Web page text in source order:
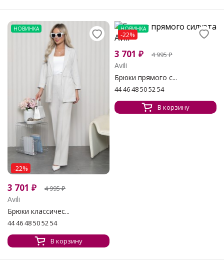
НОВИНКА
-22%
3 701 ₽ 4 995₽
Avili
Брюки классичес...
44 46 48 50 52 54
В корзину
НОВИНКА
-22%
3 701 ₽ 4 995₽
Avili
Брюки прямого с...
44 46 48 50 52 54
В корзину